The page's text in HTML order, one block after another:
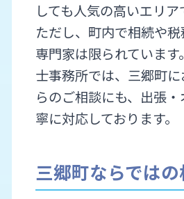
しても人気の高いエリア
ただし、町内で相続や
専門家は限られていま
士事務所では、三郷町
らのご相談にも、出張
寧に対応しております。
三郷町ならでは